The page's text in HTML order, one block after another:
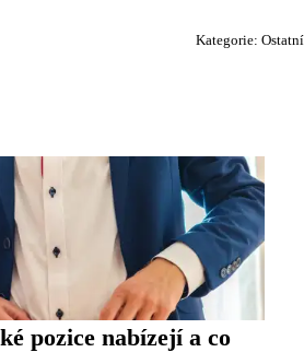
Kategorie: Ostatní
pozice nabízejí a co